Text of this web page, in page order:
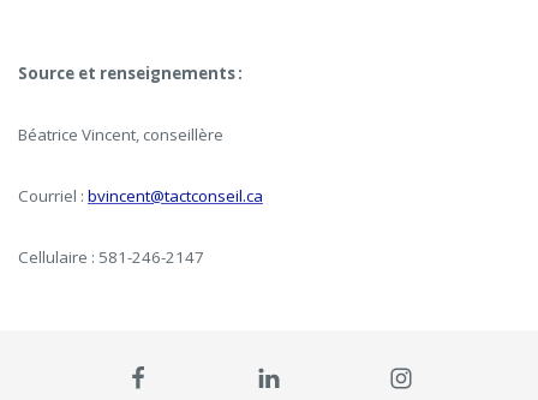
Source et renseignements :
Béatrice Vincent, conseillère
Courriel : bvincent@tactconseil.ca
Cellulaire : 581-246-2147